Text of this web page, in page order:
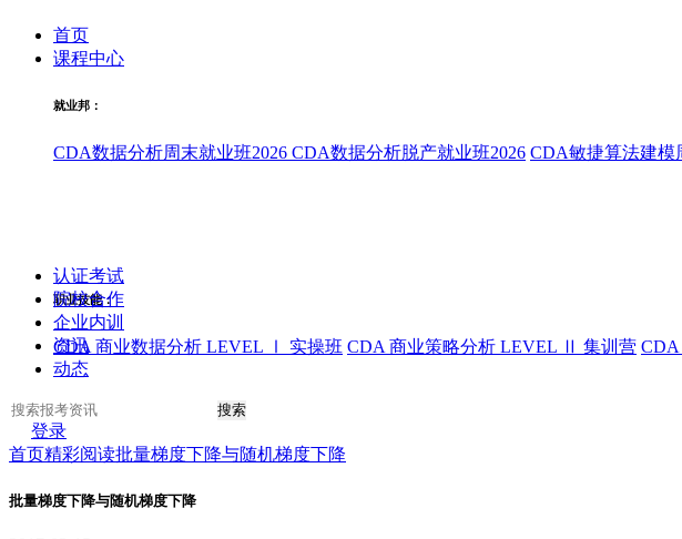
首页
课程中心
就业邦：
CDA数据分析周末就业班2026 CDA数据分析脱产就业班2026 CDA敏捷算法建模
职业技能：
CDA 商业数据分析 LEVEL Ⅰ 实操班 CDA 商业策略分析 LEVEL Ⅱ 集训营
认证考试
院校合作
企业内训
资讯
动态
搜索
登录
首页精彩阅读批量梯度下降与随机梯度下降
批量梯度下降与随机梯度下降